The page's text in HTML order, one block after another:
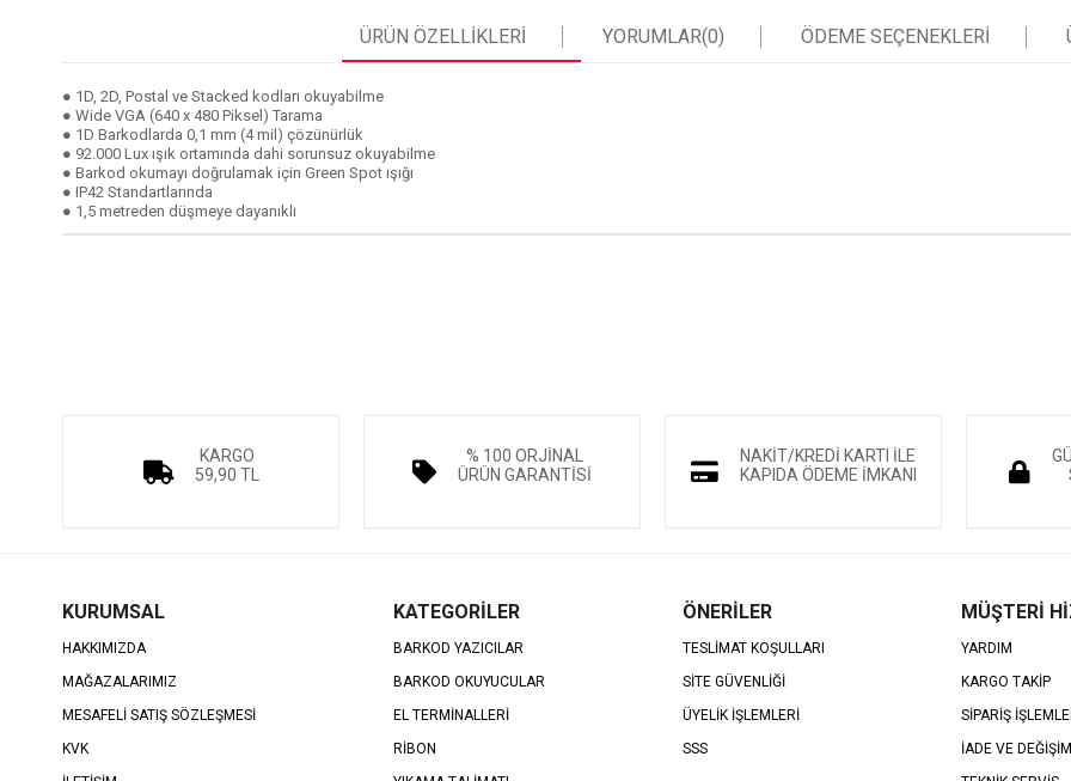
ÜRÜN ÖZELLIKLERI YORUMLAR(0) ÖDEME SEÇENEKLERI
● 1D, 2D, Postal ve Stacked kodları okuyabilme
● Wide VGA (640 x 480 Piksel) Tarama
● 1D Barkodlarda 0,1 mm (4 mil) çözünürlük
● 92.000 Lux ışık ortamında dahi sorunsuz okuyabilme
● Barkod okumayı doğrulamak için Green Spot ışığı
● IP42 Standartlarında
● 1,5 metreden düşmeye dayanıklı
KARGO
59,90 TL
% 100 ORJİNAL
ÜRÜN GARANTİSİ
NAKİT/KREDİ KARTI İLE
KAPIDA ÖDEME İMKANI
KURUMSAL
HAKKIMIZDA
MAĞAZALARIMIZ
MESAFELİ SATIŞ SÖZLEŞMESİ
KVK
KATEGORİLER
BARKOD YAZICILAR
BARKOD OKUYUCULAR
EL TERMİNALLERİ
RİBON
ÖNERİLER
TESLİMAT KOŞULLARI
SİTE GÜVENLİĞİ
ÜYELİK İŞLEMLERİ
SSS
MÜŞTERİ
YARDIM
KARGO TAKİP
SİPARİŞ
İADE VE